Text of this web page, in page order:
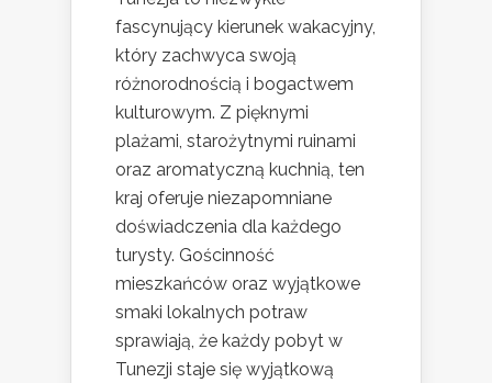
fascynujący kierunek wakacyjny,
który zachwyca swoją
różnorodnością i bogactwem
kulturowym. Z pięknymi
plażami, starożytnymi ruinami
oraz aromatyczną kuchnią, ten
kraj oferuje niezapomniane
doświadczenia dla każdego
turysty. Gościnność
mieszkańców oraz wyjątkowe
smaki lokalnych potraw
sprawiają, że każdy pobyt w
Tunezji staje się wyjątkową